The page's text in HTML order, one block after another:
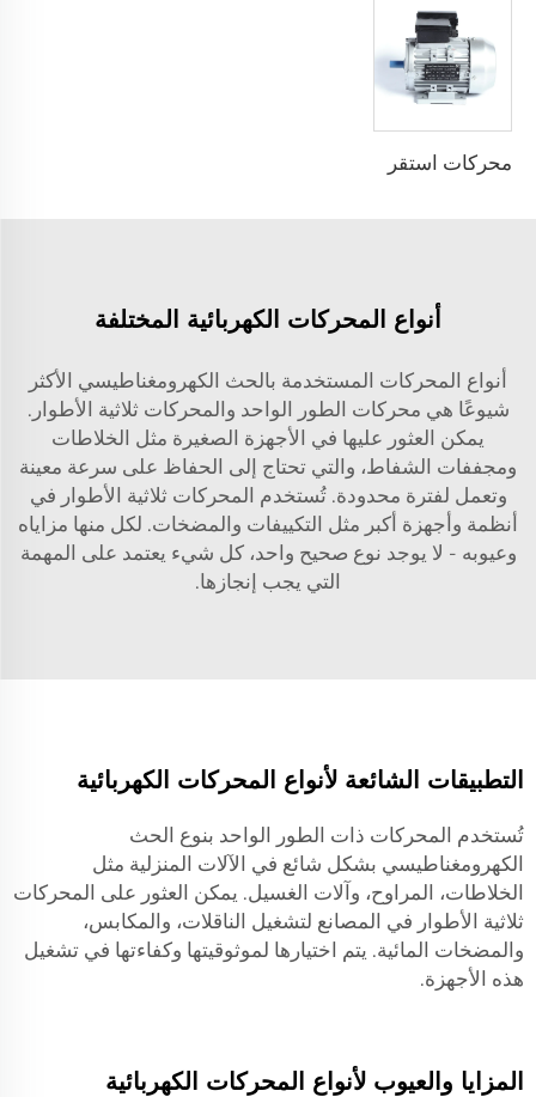
أنواع المحركات الكهربائية المختلفة
أنواع المحركات المستخدمة بالحث الكهرومغناطيسي الأكثر
شيوعًا هي محركات الطور الواحد والمحركات ثلاثية الأطوار.
يمكن العثور عليها في الأجهزة الصغيرة مثل الخلاطات
ومجففات الشفاط، والتي تحتاج إلى الحفاظ على سرعة معينة
وتعمل لفترة محدودة. تُستخدم المحركات ثلاثية الأطوار في
أنظمة وأجهزة أكبر مثل التكييفات والمضخات. لكل منها مزاياه
وعيوبه - لا يوجد نوع صحيح واحد، كل شيء يعتمد على المهمة
التي يجب إنجازها.
التطبيقات الشائعة لأنواع المحركات الكهربائية
تُستخدم المحركات ذات الطور الواحد بنوع الحث
الكهرومغناطيسي بشكل شائع في الآلات المنزلية مثل
الخلاطات، المراوح، وآلات الغسيل. يمكن العثور على المحركات
ثلاثية الأطوار في المصانع لتشغيل الناقلات، والمكابس،
والمضخات المائية. يتم اختيارها لموثوقيتها وكفاءتها في تشغيل
هذه الأجهزة.
المزايا والعيوب لأنواع المحركات الكهربائية